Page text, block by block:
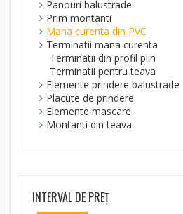
Panouri balustrade
Prim montanti
Mana curenta din PVC
Terminatii mana curenta
Terminatii din profil plin
Terminatii pentru teava
Elemente prindere balustrade
Placute de prindere
Elemente mascare
Montanti din teava
INTERVAL DE PREȚ